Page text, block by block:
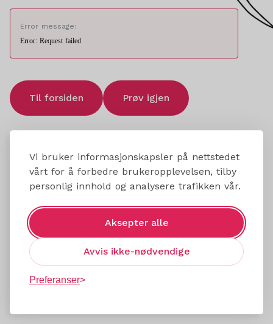
Vi bruker informasjonskapsler på nettstedet
vårt for å forbedre brukeropplevelsen, tilby
personlig innhold og analysere trafikken vår.
Aksepter alle
Avvis ikke-nødvendige
Preferanser
Error message:
Error: Request failed
Til forsiden Prøv igjen